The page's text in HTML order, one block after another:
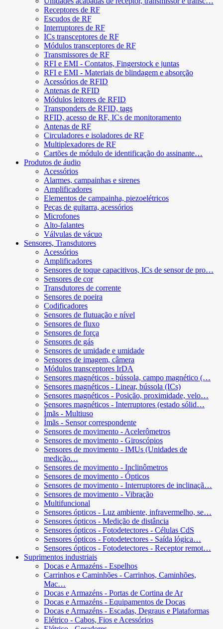
Receptores de RF
Escudos de RF
Interruptores de RF
ICs transceptores de RF
Módulos transceptores de RF
Transmissores de RF
RFI e EMI - Contatos, Fingerstock e juntas
RFI e EMI - Materiais de blindagem e absorção
Acessórios de RFID
Antenas de RFID
Módulos leitores de RFID
Transponders de RFID, tags
RFID, acesso de RF, ICs de monitoramento
Antenas de RF
Circuladores e isoladores de RF
Multiplexadores de RF
Cartões de módulo de identificação do assinante…
Produtos de áudio
Acessórios
Alarmes, campainhas e sirenes
Amplificadores
Elementos de campainha, piezoelétricos
Peças de guitarra, acessórios
Microfones
Alto-falantes
Válvulas de vácuo
Sensores, Transdutores
Acessórios
Amplificadores
Sensores de toque capacitivos, ICs de sensor de pro…
Sensores de cor
Transdutores de corrente
Sensores de poeira
Codificadores
Sensores de flutuação e nível
Sensores de fluxo
Sensores de força
Sensores de gás
Sensores de umidade e umidade
Sensores de imagem, câmera
Módulos transceptores IrDA
Sensores magnéticos - bússola, campo magnético (…
Sensores magnéticos - Linear, bússola (ICs)
Sensores magnéticos - Posição, proximidade, velo…
Sensores magnéticos - Interruptores (estado sólid…
Ímãs - Multiuso
Ímãs - Sensor correspondente
Sensores de movimento - Acelerômetros
Sensores de movimento - Giroscópios
Sensores de movimento - IMUs (Unidades de
medição…
Sensores de movimento - Inclinômetros
Sensores de movimento - Ópticos
Sensores de movimento - Interruptores de inclinaçã…
Sensores de movimento - Vibração
Multifuncional
Sensores ópticos - Luz ambiente, infravermelho, se…
Sensores ópticos - Medição de distância
Sensores ópticos - Fotodetectores - Células CdS
Sensores ópticos - Fotodetectores - Saída lógica…
Sensores ópticos - Fotodetectores - Receptor remot…
Suprimentos industriais
Docas e Armazéns - Espelhos
Carrinhos e Caminhões - Carrinhos, Caminhões,
Mac…
Docas e Armazéns - Portas de Cortina de Ar
Docas e Armazéns - Equipamentos de Docas
Docas e Armazéns - Escadas, Degraus e Plataformas
Elétrico - Cabos, Fios e Acessórios